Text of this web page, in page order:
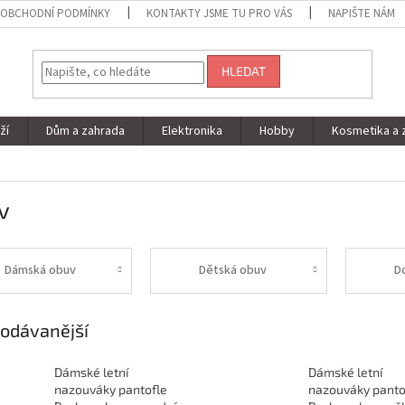
OBCHODNÍ PODMÍNKY KONTAKTY JSME TU PRO VÁS NAPIŠTE NÁM
HLEDAT
Dům a zahrada Elektronika Hobby Kosmetika a
Dámská obuv Dětská obuv
Dámské letní
nazouváky pantofle
Dámské letní
nazouváky